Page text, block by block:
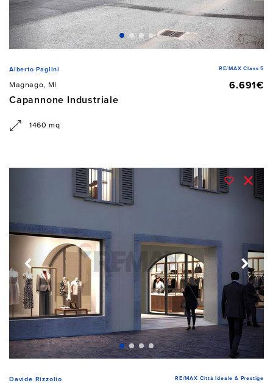
Alberto Paglini RE/MAX Class 5
Magnago, MI
6.691€
Capannone Industriale
1460 mq
Davide Rizzolio RE/MAX Città Ideale & Prestige